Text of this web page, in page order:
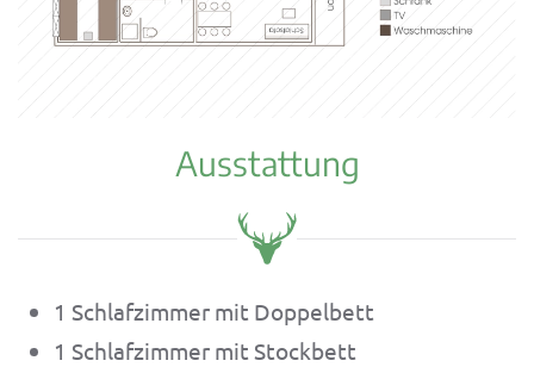
Ausstattung
1 Schlafzimmer mit Doppelbett
1 Schlafzimmer mit Stockbett